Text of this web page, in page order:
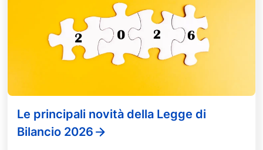
Le principali novità della Legge di
Bilancio 2026